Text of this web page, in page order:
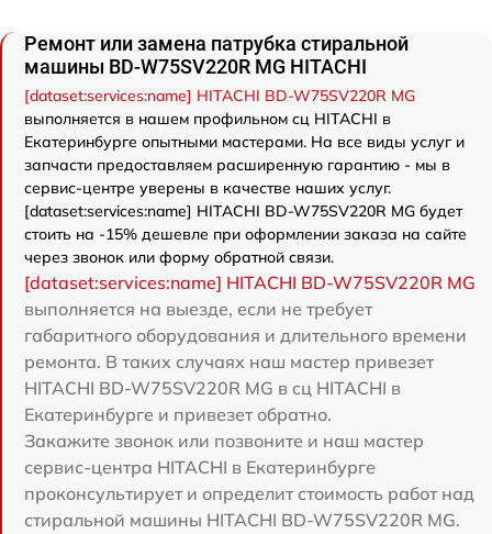
Ремонт или замена патрубка стиральной
машины BD-W75SV220R MG HITACHI
[dataset:services:name] HITACHI BD-W75SV220R MG
выполняется в нашем профильном сц HITACHI в
Екатеринбурге опытными мастерами. На все виды услуг и
запчасти предоставляем расширенную гарантию - мы в
сервис-центре уверены в качестве наших услуг.
[dataset:services:name] HITACHI BD-W75SV220R MG будет
стоить на -15% дешевле при оформлении заказа на сайте
через звонок или форму обратной связи.
[dataset:services:name] HITACHI BD-W75SV220R MG
выполняется на выезде, если не требует
габаритного оборудования и длительного времени
ремонта. В таких случаях наш мастер привезет
HITACHI BD-W75SV220R MG в сц HITACHI в
Екатеринбурге и привезет обратно.
Закажите звонок или позвоните и наш мастер
сервис-центра HITACHI в Екатеринбурге
проконсультирует и определит стоимость работ над
стиральной машины HITACHI BD-W75SV220R MG.